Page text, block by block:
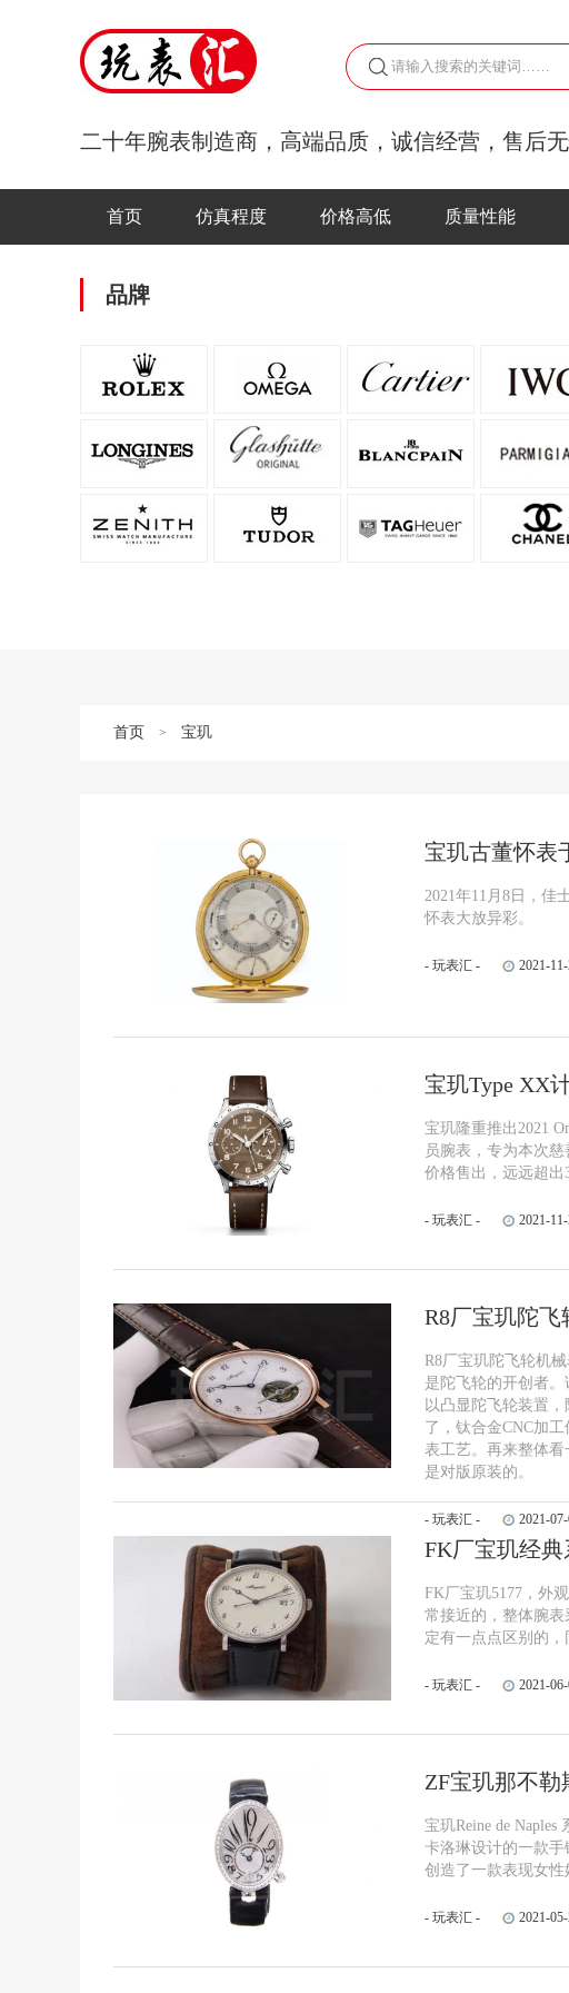
二十年腕表制造商，高端品质，诚信经营，售后
首页 仿真程度 价格高低 质量性能
品牌
首页 > 宝玑
宝玑古董怀表
2021年11月8日，佳
怀表大放异彩。
- 玩表汇 - 2021-
宝玑Type XX
宝玑隆重推出2021
员腕表，专为本次
价格售出，远远超出
- 玩表汇 - 2021-
R8厂宝玑陀飞
R8厂宝玑陀飞轮机
是陀飞轮的开创者。
以凸显陀飞轮装置
了，钛合金CNC加
表工艺。再来整体
是对版原装的。
- 玩表汇 - 2021-
FK厂宝玑经典
FK厂宝玑5177，外
常接近的，整体腕
定有一点点区别的，
- 玩表汇 - 2021-
ZF宝玑那不勒
宝玑Reine de
卡洛琳设计的一款手
创造了一款表现女
- 玩表汇 - 2021-